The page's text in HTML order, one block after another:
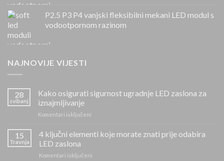
P2.5 P3 P4 vanjski fleksibilni mekani LED modul s
vodootpornom razinom
NAJNOVIJE VIJESTI
28
svibanj
Kako osigurati sigurnost ugradnje LED zaslona za
iznajmljivanje
Komentari isključeni
osigurati
sigurnost
LED
15
Travnja
4 ključni elementi koje morate znati prije odabira
LED zaslona
Komentari isključeni